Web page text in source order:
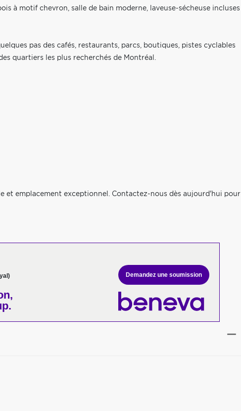
à motif chevron, salle de bain moderne, laveuse-sécheuse incluses
pas des cafés, restaurants, parcs, boutiques, pistes cyclables
quartiers les plus recherchés de Montréal.
et emplacement exceptionnel. Contactez-nous dès aujourd'hui pour
Demandez une soumission